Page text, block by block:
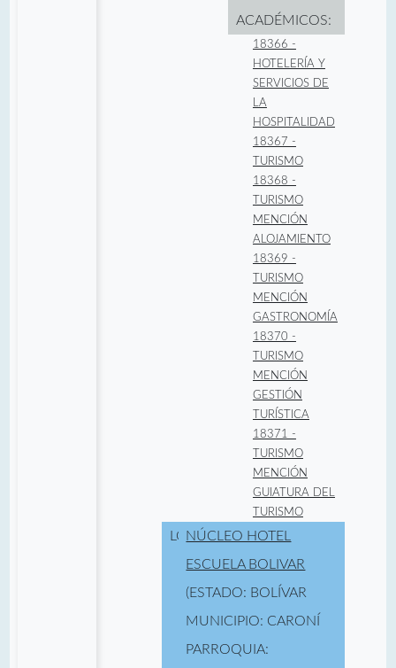
ACADÉMICOS:
18366 -
HOTELERÍA Y
SERVICIOS DE
LA
HOSPITALIDAD
18367 -
TURISMO
18368 -
TURISMO
MENCIÓN
ALOJAMIENTO
18369 -
TURISMO
MENCIÓN
GASTRONOMÍA
18370 -
TURISMO
MENCIÓN
GESTIÓN
TURÍSTICA
18371 -
TURISMO
MENCIÓN
GUIATURA DEL
TURISMO
LOCALIDAD:
NÚCLEO HOTEL
ESCUELA BOLIVAR
(ESTADO: BOLÍVAR
MUNICIPIO: CARONÍ
PARROQUIA: